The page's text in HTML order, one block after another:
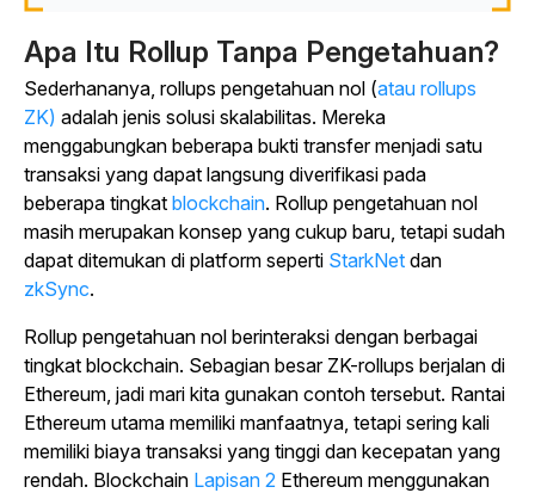
Apa Itu Rollup Tanpa Pengetahuan?
Sederhananya, rollups pengetahuan nol (atau rollups
ZK) adalah jenis solusi skalabilitas. Mereka
menggabungkan beberapa bukti transfer menjadi satu
transaksi yang dapat langsung diverifikasi pada
beberapa tingkat blockchain. Rollup pengetahuan nol
masih merupakan konsep yang cukup baru, tetapi sudah
dapat ditemukan di platform seperti StarkNet dan
zkSync.
Rollup pengetahuan nol berinteraksi dengan berbagai
tingkat blockchain. Sebagian besar ZK-rollups berjalan di
Ethereum, jadi mari kita gunakan contoh tersebut. Rantai
Ethereum utama memiliki manfaatnya, tetapi sering kali
memiliki biaya transaksi yang tinggi dan kecepatan yang
rendah. Blockchain Lapisan 2 Ethereum menggunakan